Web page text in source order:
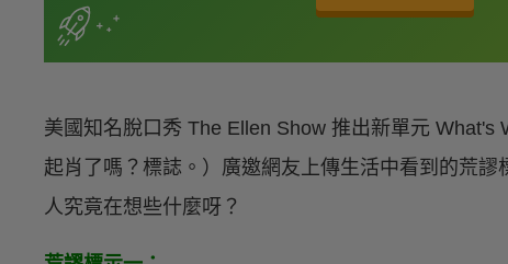
美國知名脫口秀 The Ellen Show 推出新單元 What's
起肖了嗎？標誌。）廣邀網友上傳生活中看到的荒
人究竟在想些什麼呀？